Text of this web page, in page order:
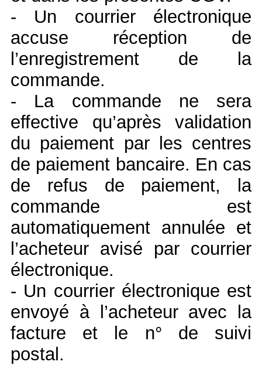
- Un courrier électronique
accuse réception de
l’enregistrement de la
commande.
- La commande ne sera
effective qu’après validation
du paiement par les centres
de paiement bancaire. En cas
de refus de paiement, la
commande est
automatiquement annulée et
l’acheteur avisé par courrier
électronique.
- Un courrier électronique est
envoyé à l’acheteur avec la
facture et le n° de suivi
postal.